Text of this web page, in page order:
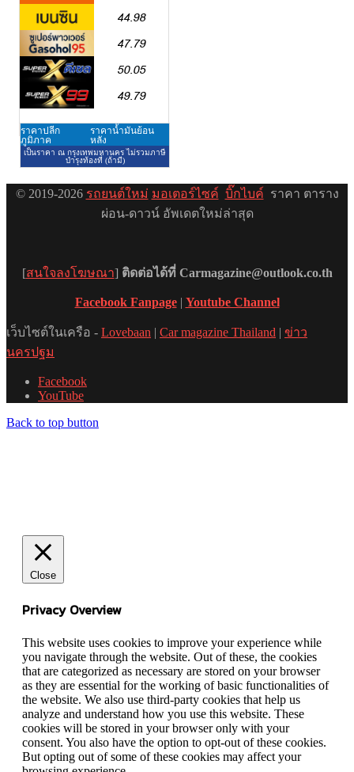
© 2019-2026 รถยนต์ใหม่ มอเตอร์ไซค์ บิ๊กไบค์ ราคา ตาราง
ผ่อน-ดาวน์ อัพเดตใหม่ล่าสุด
[สนใจลงโฆษณา] ติดต่อได้ที่ Carmagazine@outlook.co.th
Facebook Fanpage| Youtube Channel
เว็บไซต์ในเครือ - Lovebaan | Car magazine Thailand | ข่าว
นครปฐม
Facebook
YouTube
Back to top button
Close
Privacy Overview
This website uses cookies to improve your experience while
you navigate through the website. Out of these, the cookies
that are categorized as necessary are stored on your browser
as they are essential for the working of basic functionalities of
the website. We also use third-party cookies that help us
analyze and understand how you use this website. These
cookies will be stored in your browser only with your
consent. You also have the option to opt-out of these cookies.
But opting out of some of these cookies may affect your